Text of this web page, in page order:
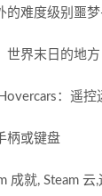
的难度级别噩
世界末日的地方
：遥控
柄或键盘
成就, Steam 云